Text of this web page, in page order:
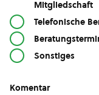
Mitgliedschaft
Telefonische
Sonstiges
Komentar